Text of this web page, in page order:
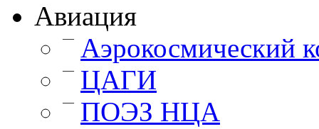
Авиация
— Аэрокосмический
— ЦАГИ
— ПОЭЗ НЦА